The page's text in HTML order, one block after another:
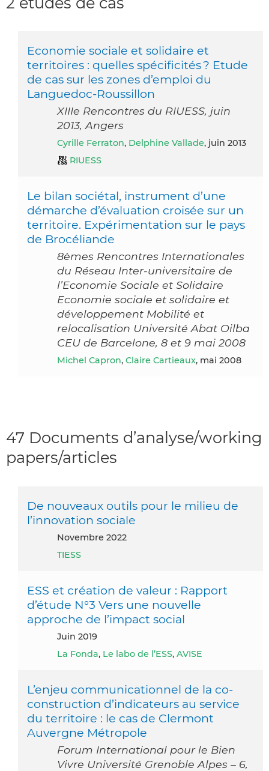
Economie sociale et solidaire et
territoires : quelles spécificités ? Etude
de cas sur les zones d’emploi du
Languedoc-Roussillon
XIIIe Rencontres du RIUESS, juin
2013, Angers
Cyrille Ferraton, Delphine Vallade, juin 2013
RIUESS
Le bilan sociétal, instrument d’une
démarche d’évaluation croisée sur un
territoire. Expérimentation sur le pays
de Brocéliande
8èmes Rencontres Internationales
du Réseau Inter-universitaire de
l’Economie Sociale et Solidaire
Economie sociale et solidaire et
développement Mobilité et
relocalisation Université Abat Oilba
CEU de Barcelone, 8 et 9 mai 2008
Michel Capron, Claire Cartieaux, mai 2008
47 Documents d’analyse/working
papers/articles
De nouveaux outils pour le milieu de
l’innovation sociale
novembre 2022
TIESS
ESS et création de valeur : Rapport
d’étude N°3 Vers une nouvelle
approche de l’impact social
juin 2019
La Fonda, Le labo de l’ESS, AVISE
L’enjeu communicationnel de la co-
construction d’indicateurs au service
du territoire : le cas de Clermont
Auvergne Métropole
Forum International pour le Bien
Vivre Université Grenoble Alpes – 6,